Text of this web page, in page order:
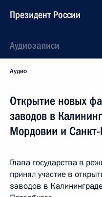
Президент России
Аудиозаписи
Аудио
Открытие новых
заводов в
Мордовии и Санкт-
Глава государства в
принял участие в
заводов в